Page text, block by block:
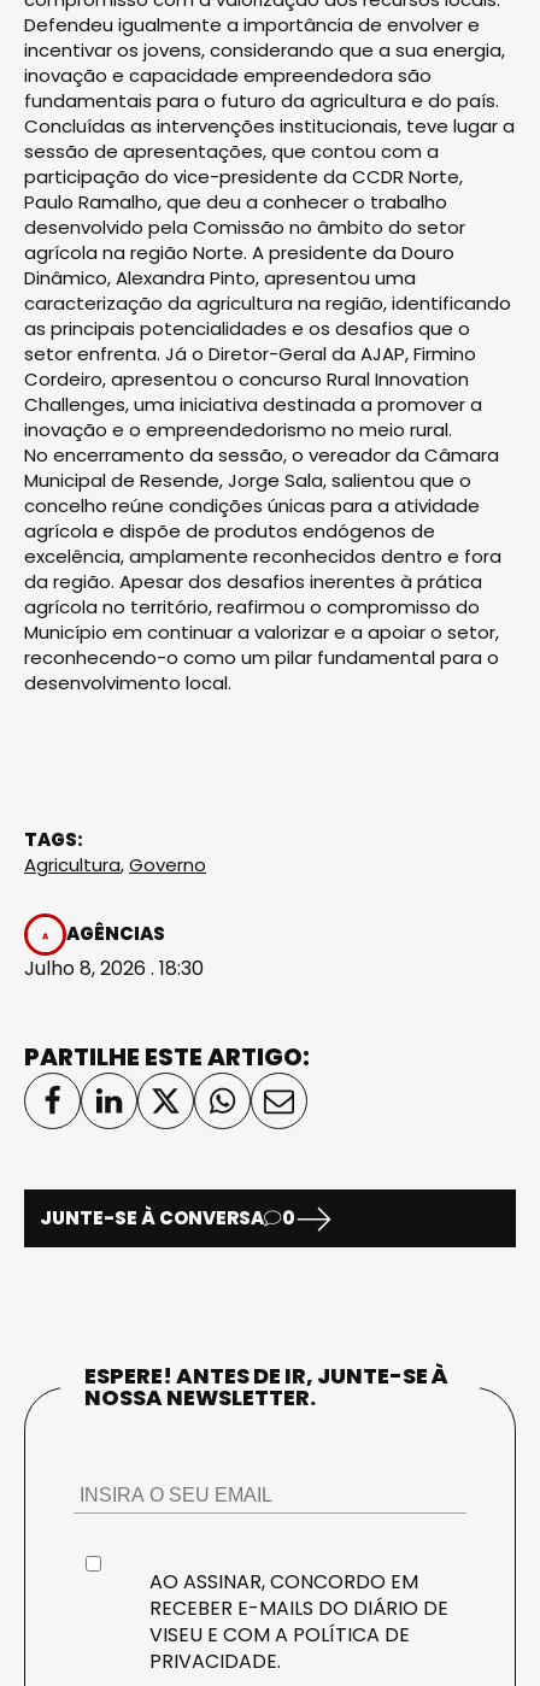
Defendeu igualmente a importância de envolver e
incentivar os jovens, considerando que a sua energia,
inovação e capacidade empreendedora são
fundamentais para o futuro da agricultura e do país.
Concluídas as intervenções institucionais, teve lugar a
sessão de apresentações, que contou com a
participação do vice-presidente da CCDR Norte,
Paulo Ramalho, que deu a conhecer o trabalho
desenvolvido pela Comissão no âmbito do setor
agrícola na região Norte. A presidente da Douro
Dinâmico, Alexandra Pinto, apresentou uma
caracterização da agricultura na região, identificando
as principais potencialidades e os desafios que o
setor enfrenta. Já o Diretor-Geral da AJAP, Firmino
Cordeiro, apresentou o concurso Rural Innovation
Challenges, uma iniciativa destinada a promover a
inovação e o empreendedorismo no meio rural.
No encerramento da sessão, o vereador da Câmara
Municipal de Resende, Jorge Sala, salientou que o
concelho reúne condições únicas para a atividade
agrícola e dispõe de produtos endógenos de
excelência, amplamente reconhecidos dentro e fora
da região. Apesar dos desafios inerentes à prática
agrícola no território, reafirmou o compromisso do
Município em continuar a valorizar e a apoiar o setor,
reconhecendo-o como um pilar fundamental para o
desenvolvimento local.
TAGS:
Agricultura,Governo
AGÊNCIAS
Julho 8, 2026 . 18:30
PARTILHE ESTE ARTIGO:
JUNTE-SE À CONVERSA 0
ESPERE! ANTES DE IR, JUNTE-SE À
NOSSA NEWSLETTER.
AO ASSINAR, CONCORDO EM
RECEBER E-MAILS DO DIÁRIO DE
VISEU E COM A POLÍTICA DE
PRIVACIDADE.